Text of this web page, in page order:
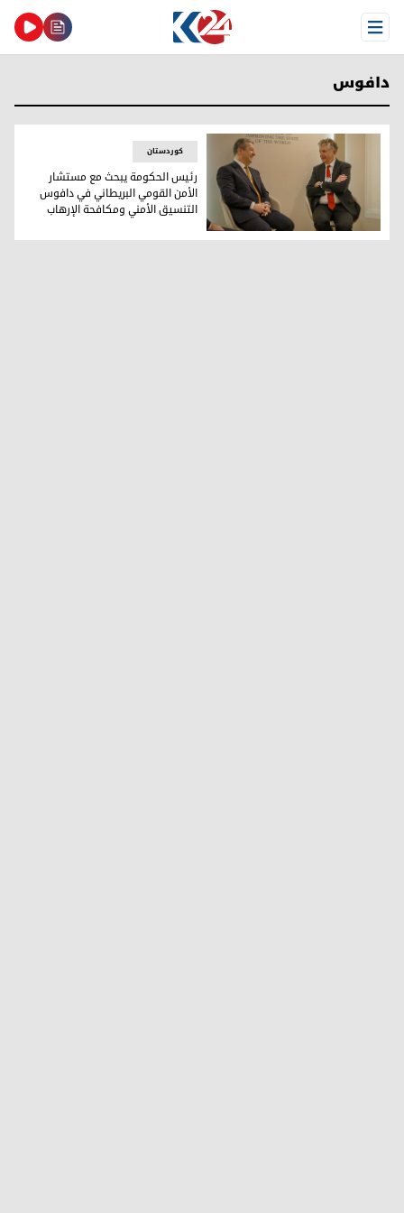
Open Menu
دافوس
رئيس الحكومة يبحث مع مستشار الأمن القومي البريطاني في
کوردستان
رئيس الحكومة يبحث مع مستشار
الأمن القومي البريطاني في دافوس
التنسيق الأمني ومكافحة الإرهاب